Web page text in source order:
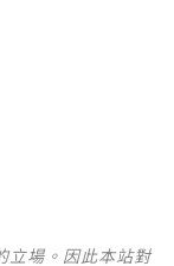
立場。因此本站對